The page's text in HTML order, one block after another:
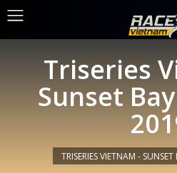
Triseries
Sunset
TRISERIES VIETNAM -